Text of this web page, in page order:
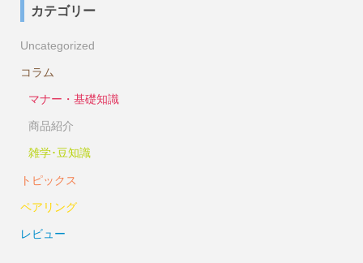
カテゴリー
Uncategorized
コラム
マナー・基礎知識
商品紹介
雑学･豆知識
トピックス
ペアリング
レビュー